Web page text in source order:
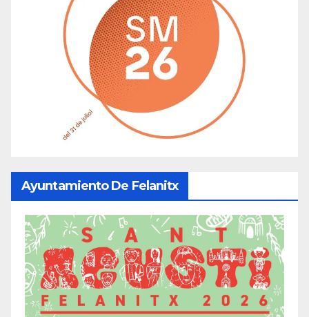
Ayuntamiento De Felanitx